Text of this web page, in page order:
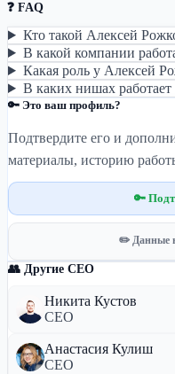
❓ FAQ
Кто такой Алексей
В какой компании
Какая роль у Алексей
В каких нишах
🔑 Это ваш профиль?
Подтвердите его и
материалы, историю
🔑
✏️ Данные
👥 Другие CEO
Никита Кустов
CEO
Анастасия Кулиш
CEO